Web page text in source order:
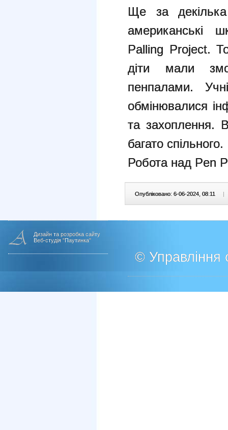
Ще за
американські
Palling Project.
діти мали
пенпалами.
обмінювалися
та захоплення.
багато спільного.
Робота над Pen
Опубліковано: 6-06-2024, 08:11 |
Дизайн та розробка сайту
Веб-студія "Паутинка"
© Управління